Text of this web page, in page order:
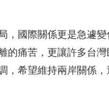
，國際關係更是急遽變
的痛苦，更讓許多台
，希望維持兩岸關係